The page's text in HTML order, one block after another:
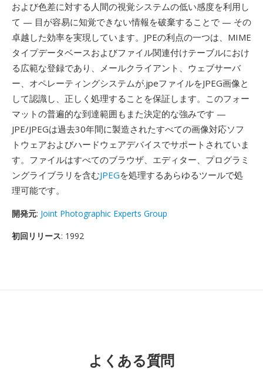
および色差に対する人間の視覚システムの低い感度を利用し
て — 目が容易に知覚できない情報を破棄することで — その
卓越した効率を実現しています。JPEの利点の一つは、MIME
タイプデータベースおよびファイル関連付けテーブルにおけ
る広範な登録であり、メールクライアント、ウェブサーバ
ー、オペレーティングシステムが.jpeファイルをJPEG画像と
して認識し、正しく処理することを保証します。このフォー
マットの普遍的な到達範囲もまた決定的な強みです —
JPE/JPEGは過去30年間に製造されたすべての画像対応ソフ
トウェアおよびハードウェアデバイスでサポートされていま
す。ファイルはすべてのブラウザ、エディター、プログラミ
ングライブラリを含むJPEGを処理するあらゆるツールで処
理可能です。
開発元: Joint Photographic Experts Group
初回リリース: 1992
よくある質問